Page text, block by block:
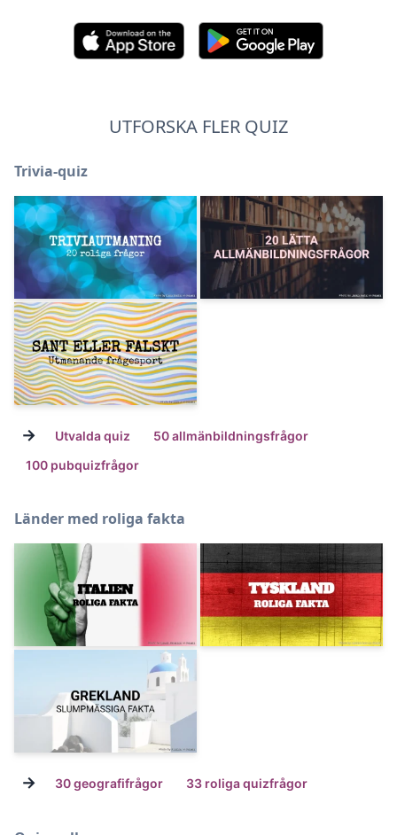
UTFORSKA FLER QUIZ
Trivia-quiz
→ Utvalda quiz
50 allmänbildningsfrågor
100 pubquizfrågor
Länder med roliga fakta
→ 30 geografifrågor 33 roliga quizfrågor